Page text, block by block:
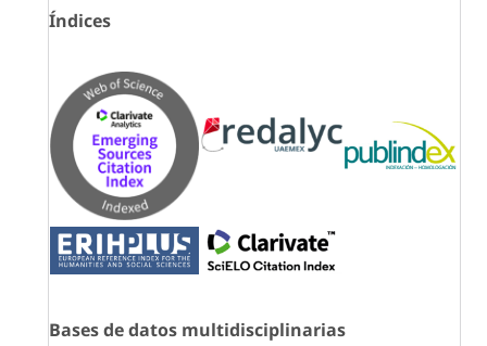
Índices
Bases de datos multidisciplinarias